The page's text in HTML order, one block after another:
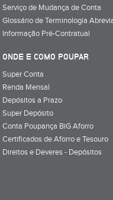
Serviço de Mudança de Conta
Glossário de Terminologia
Informação Pré-Contratual
ONDE E COMO POUPAR
Super Conta
Renda Mensal
Depósitos a Prazo
Super Depósito
Conta Poupança BiG Aforro
Certificados de Aforro e Tesouro
Direitos e Deveres - Depósitos